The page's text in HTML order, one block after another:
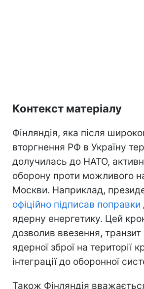
Контекст матеріалу
Фінляндія, яка після
вторгнення РФ в Україну
долучилась до НАТО,
оборону проти можливого
Москви. Наприклад,
офіційно підписав
ядерну енергетику. Цей
дозволив ввезення, транзит
ядерної зброї на території
інтеграції до оборонної
Також Фінляндія